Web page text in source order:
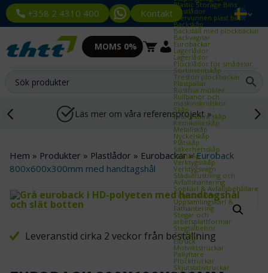
+358 2 4310 400 Kontakt
Plastic Storage Bins
Plastlådor
Återvunnen plast back
Backskåp
Backställ med plockbackar
Backvagnar
Eurobackar
Lagerlådor
Lagerlådor
Plocklådor för smådelar
Sortimentskåp
Treston plockbackar
Plastpallar
Rostfria möbler
Rullbanor och
maskinskridskor
Skåp
Brandsäkra skåp
Kemikalieskåp
Metallskåp
Nyckelskåp
Plåtskåp
Säkerhetsskåp
Stålskåp
Verktygsskåp
Verktygsvagn
Städutrustning och
Avfallshantering
Sopkärl & Avfallsbehållare
Tippcontainer
Uppsamlingskärl &
Fathantering
Stegar och
arbetsplattformar
Stegtillbehör
Truckar
Eltruck
Motviktstruckar
Pallyftare
Plocktruckar
Skjutstativtruckar
MOMS 0%
Läs mer om våra referensprojekt »
Hem » Produkter » Plastlådor » Eurobackar»Euroback
800x600x300mm med handtagshål
Leveranstid cirka 2 veckor från beställning